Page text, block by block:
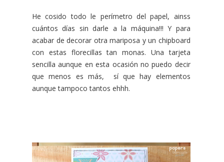
He cosido todo le perímetro del papel, ainss
cuántos días sin darle a la máquina!!! Y para
acabar de decorar otra mariposa y un chipboard
con estas florecillas tan monas. Una tarjeta
sencilla aunque en esta ocasión no puedo decir
que menos es más, sí que hay elementos
aunque tampoco tantos ehhh.